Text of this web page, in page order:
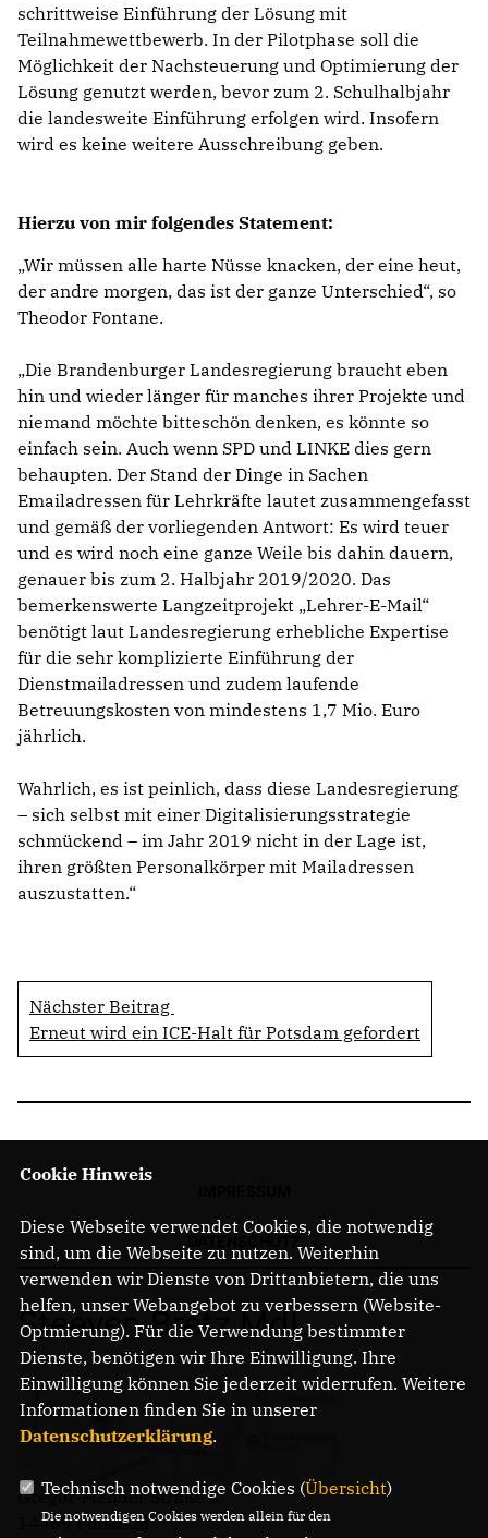
schrittweise Einführung der Lösung mit
Teilnahmewettbewerb. In der Pilotphase soll die
Möglichkeit der Nachsteuerung und Optimierung der
Lösung genutzt werden, bevor zum 2. Schulhalbjahr
die landesweite Einführung erfolgen wird. Insofern
wird es keine weitere Ausschreibung geben.
Hierzu von mir folgendes Statement:
Wir müssen alle harte Nüsse knacken, der eine heut,
der andre morgen, das ist der ganze Unterschied“, so
Theodor Fontane.
Die Brandenburger Landesregierung braucht eben
hin und wieder länger für manches ihrer Projekte und
niemand möchte bitteschön denken, es könnte so
einfach sein. Auch wenn SPD und LINKE dies gern
behaupten. Der Stand der Dinge in Sachen
Emailadressen für Lehrkräfte lautet zusammengefasst
und gemäß der vorliegenden Antwort: Es wird teuer
und es wird noch eine ganze Weile bis dahin dauern,
genauer bis zum 2. Halbjahr 2019/2020. Das
bemerkenswerte Langzeitprojekt „Lehrer-E-Mail“
benötigt laut Landesregierung erhebliche Expertise
für die sehr komplizierte Einführung der
Dienstmailadressen und zudem laufende
Betreuungskosten von mindestens 1,7 Mio. Euro
jährlich.
Wahrlich, es ist peinlich, dass diese Landesregierung
– sich selbst mit einer Digitalisierungsstrategie
schmückend – im Jahr 2019 nicht in der Lage ist,
ihren größten Personalkörper mit Mailadressen
auszustatten.“
Nächster Beitrag
Erneut wird ein ICE-Halt für Potsdam gefordert
Steeven Bretz MdL
Gregor-Mendel-Straße 3
14469 Potsdam
Cookie Hinweis
Diese Webseite verwendet Cookies, die notwendig
sind, um die Webseite zu nutzen. Weiterhin
verwenden wir Dienste von Drittanbietern, die uns
helfen, unser Webangebot zu verbessern (Website-
Optmierung). Für die Verwendung bestimmter
Dienste, benötigen wir Ihre Einwilligung. Ihre
Einwilligung können Sie jederzeit widerrufen. Weitere
Informationen finden Sie in unserer
Datenschutzerklärung.
Technisch notwendige Cookies (Übersicht)
Die notwendigen Cookies werden allein für den